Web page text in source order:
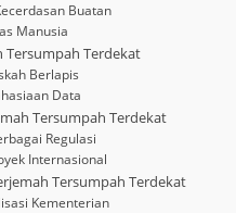
Buatan
Manusia
Tersumpah Terdekat
Berlapis
Data
Tersumpah Terdekat
Regulasi
Internasional
Tersumpah Terdekat
Kementerian